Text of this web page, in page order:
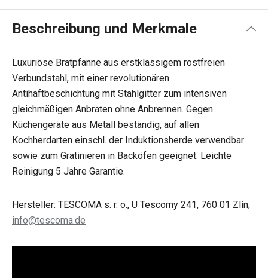
Beschreibung und Merkmale
Luxuriöse Bratpfanne aus erstklassigem rostfreien
Verbundstahl, mit einer revolutionären
Antihaftbeschichtung mit Stahlgitter zum intensiven
gleichmäßigen Anbraten ohne Anbrennen. Gegen
Küchengeräte aus Metall beständig, auf allen
Kochherdarten einschl. der Induktionsherde verwendbar
sowie zum Gratinieren in Backöfen geeignet. Leichte
Reinigung 5 Jahre Garantie.
Hersteller: TESCOMA s. r. o., U Tescomy 241, 760 01 Zlín;
info@tescoma.de